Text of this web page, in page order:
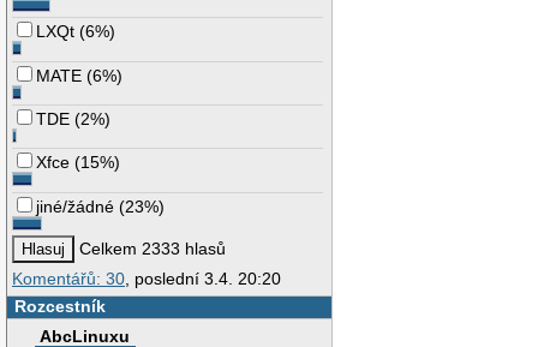
LXQt (6%)
MATE (6%)
TDE (2%)
Xfce (15%)
jiné/žádné (23%)
Celkem 2333 hlasů
Komentářů: 30, poslední 3.4. 20:20
Rozcestník
AbcLinuxu